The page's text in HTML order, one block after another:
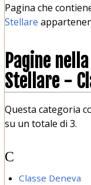
Pagina che
Stellare
Pagine
Stellare -
Questa categoria
su un totale di 3.
C
Classe Deneva